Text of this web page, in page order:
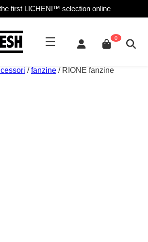
first LICHENI™ selection online
☰ 0
/fanzine / RIONE fanzine